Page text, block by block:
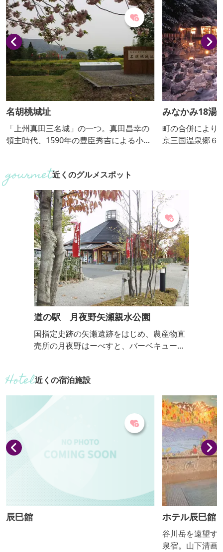
名胡桃城址
「上州真田三名城」の一つ。真田昌幸の
領主時代、1590年の豊臣秀吉による小田
しています。
みなかみ18湯
町の合併により
京三国温泉郷６
ざま。 谷川岳
れて湧き出した
や、肌に潤い
京温泉など、温
揃っています。
沿いの大露天風
近くのグルメスポット
道の駅 月夜野矢瀬親水公園
国指定史跡の矢瀬遺跡をはじめ、農産物直
売所の月夜野はーべすと、バーベキュー
催されます。 ■営業時間／月夜野はーべす
と 9：00～17：30（季節により変動あ
り）定休日／12月1日～3月31日までの第
2・第4水曜日、12月29日（午後）～1月2日
近くの宿泊施設
辰巳館 ホテル辰巳館
谷川岳を遠望す
泉宿。山下清画